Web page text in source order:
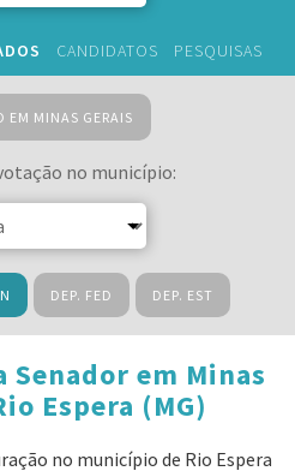
CANDIDATOS PESQUISAS
EM MINAS GERAIS
no município:
DEP. FED DEP. EST
Senador em Minas
Espera (MG)
no município de Rio Espera